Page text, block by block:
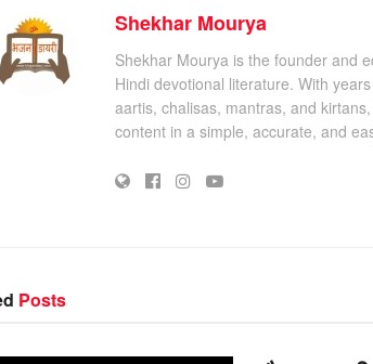
Shekhar Mourya
Shekhar Mourya is the founder and
Hindi devotional literature. With
aartis, chalisas, mantras, and
content in a simple, accurate, and
Posts